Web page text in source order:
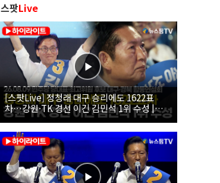
스팟Live
[스팟Live] 정청래 대구 승리에도 1622표
차…강원·TK 경선 이긴 김민석 1위 수성 |
26.08.09 더불어민주당 당대표·최고위원 후
보 대구·경북 합동연설회